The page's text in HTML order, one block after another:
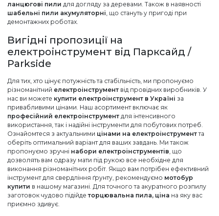
ланцюгові пили для догляду за деревами. Також в наявності
шабельні пили акумуляторні , що стануть у пригоді при
демонтажних роботах.
Вигідні пропозиції на
електроінструмент від Парксайд /
Parkside
Для тих, хто цінує потужність та стабільність, ми пропонуємо
різноманітний електроінструмент від провідних виробників. У
нас ви можете купити електроінструмент в Україні за
привабливими цінами. Наш асортимент включає як
професійний електроінструмент для інтенсивного
використання, так і надійні інструменти для побутових потреб.
Ознайомтеся з актуальними цінами на електроінструментта
оберіть оптимальний варіант для ваших завдань. Ми також
пропонуємо зручні набори електроінструментів , що
дозволять вам одразу мати під рукою все необхідне для
виконання різноманітних робіт. Якщо вам потрібен ефективний
інструмент для свердління ґрунту, рекомендуємо мотобур
купити в нашому магазині. Для точного та акуратного розпилу
заготовок чудово підійдеторцювальна пила, ціна на яку вас
приємно здивує.